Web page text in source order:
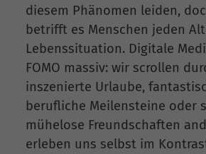
diesem Phänomen leiden,
betrifft es Menschen jeden
Lebenssituation. Digitale
FOMO massiv: wir scrollen
inszenierte Urlaube,
berufliche Meilensteine oder
mühelose Freundschaften
erleben uns selbst im